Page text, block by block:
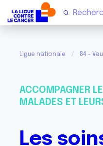
Ligue nationale 84 -
ACCOMPAGNER
MALADES ET
Les